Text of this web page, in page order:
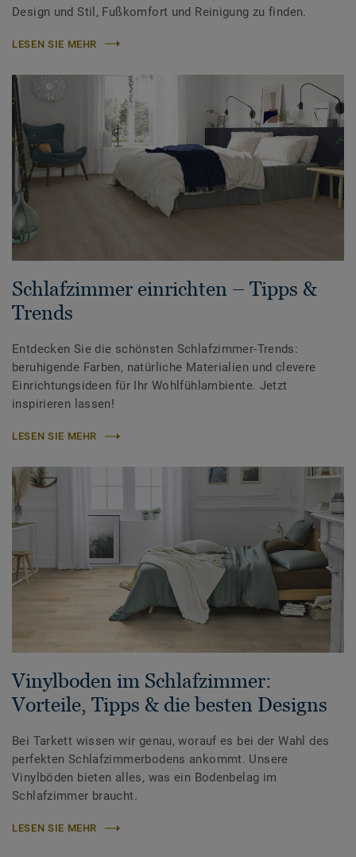
Design und Stil, Fußkomfort und Reinigung zu finden.
LESEN SIE MEHR
Schlafzimmer einrichten – Tipps &
Trends
Entdecken Sie die schönsten Schlafzimmer-Trends:
beruhigende Farben, natürliche Materialien und clevere
Einrichtungsideen für Ihr Wohlfühlambiente. Jetzt
inspirieren lassen!
LESEN SIE MEHR
Vinylboden im Schlafzimmer:
Vorteile, Tipps & die besten Designs
Bei Tarkett wissen wir genau, worauf es bei der Wahl des
perfekten Schlafzimmerbodens ankommt. Unsere
Vinylböden bieten alles, was ein Bodenbelag im
Schlafzimmer braucht.
LESEN SIE MEHR